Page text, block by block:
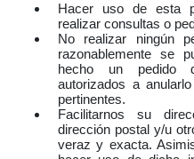
Hacer uso de esta
realizar consultas o
No realizar ningún
razonablemente se
hecho un pedido
autorizados a
pertinentes.
Facilitarnos su
dirección postal y/u
veraz y exacta.